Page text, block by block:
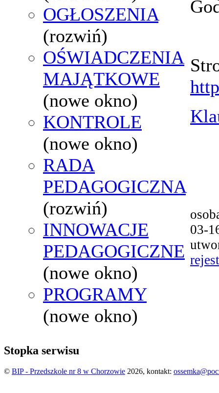
OGŁOSZENIA
(rozwiń)
OŚWIADCZENIA
MAJĄTKOWE
(nowe okno)
KONTROLE
(nowe okno)
RADA
PEDAGOGICZNA
(rozwiń)
INNOWACJE
PEDAGOGICZNE
(nowe okno)
PROGRAMY
(nowe okno)
03-
Stopka serwisu
© BIP - Przedszkole nr 8 w Chorzowie 2026, kontakt: